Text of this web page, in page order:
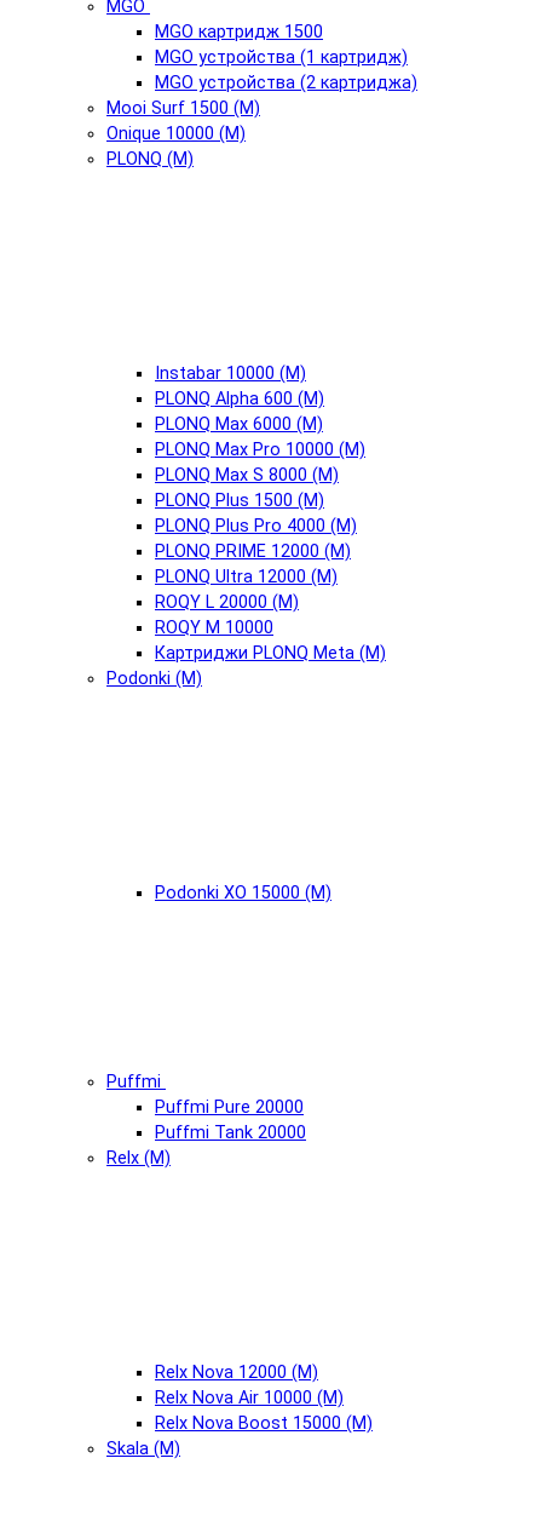
MGO
MGO картридж 1500
MGO устройства (1 картридж)
MGO устройства (2 картриджа)
Mooi Surf 1500 (М)
Onique 10000 (М)
PLONQ (М)
Instabar 10000 (М)
PLONQ Alpha 600 (М)
PLONQ Max 6000 (М)
PLONQ Max Pro 10000 (М)
PLONQ Max S 8000 (М)
PLONQ Plus 1500 (М)
PLONQ Plus Pro 4000 (М)
PLONQ PRIME 12000 (М)
PLONQ Ultra 12000 (М)
ROQY L 20000 (М)
ROQY M 10000
Картриджи PLONQ Meta (М)
Podonki (М)
Podonki XO 15000 (М)
Puffmi
Puffmi Pure 20000
Puffmi Tank 20000
Relx (М)
Relx Nova 12000 (М)
Relx Nova Air 10000 (М)
Relx Nova Boost 15000 (М)
Skala (М)